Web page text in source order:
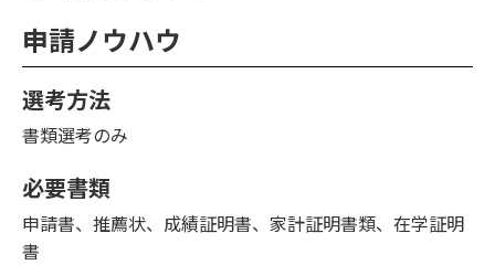
申請ノウハウ
選考方法
書類選考のみ
必要書類
申請書、推薦状、成績証明書、家計証明書類、在学証明
書